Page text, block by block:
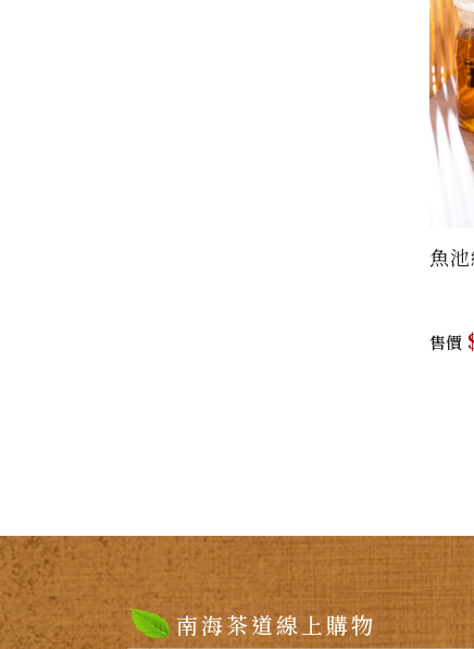
魚
售價
南海茶道線上購物